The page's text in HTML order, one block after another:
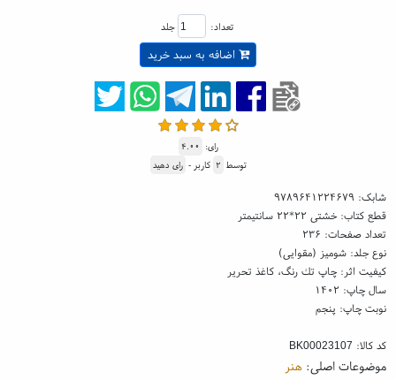
تعداد: جلد
اضافه به سبد خرید
رای: ۴.۰۰
توسط ۲ کاربر - رای دهید
شابک: ۹۷۸۹۶۴۱۲۲۴۶۷۹
قطع کتاب: خشتی ۲۲*۲۲ سانتیمتر
تعداد صفحات: ۲۳۶
نوع جلد: شومیز (مقوایی)
کیفیت اثر: چاپ تك رنگ، کاغذ تحریر
سال چاپ: ۱۴۰۲
نوبت چاپ: پنجم
کد کالا: BK00023107
موضوعات اصلی:هنر